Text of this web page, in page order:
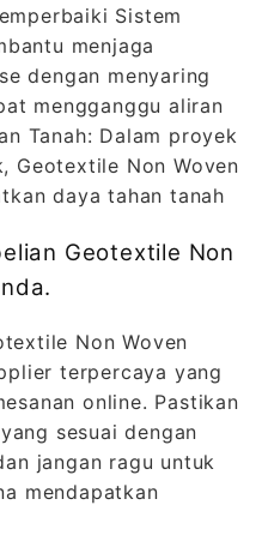
Sistem
menjaga
dengan menyaring
mengganggu aliran
Tanah: Dalam proyek
Geotextile Non Woven
daya tahan tanah
Geotextile Non
Non Woven
terpercaya yang
online. Pastikan
sesuai dengan
jangan ragu untuk
mendapatkan